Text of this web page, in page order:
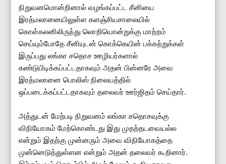
நிறுவனமொன்றினால் வழங்கப்பட்ட சீனியை
இரத்மலானையிலுள்ள களஞ்சியசாலையில்
கொள்கலனிலிருந்து லொறியொன்றுக்கு மாற்றம்
செய்யும்போதே சீனியுடன் கொக்கெயின் பக்கற்றுக்கள்
இருப்பது லங்கா சதொச ஊழியர்களால்
கண்டுபிடிக்கப்பட்டதாகவும் அதன் பின்னரே அவை
இரத்மலானை பொலிஸ் நிலையத்தில்
ஒப்படைக்கப்பட்டதாகவும் தலைவர் ஊர்ஜிதம் செய்தார்.
அத்துடன் மேற்படி நிறுவனம் லங்கா சதொசவுக்கு
விநியோகம் மேற்கொண்டது இது முதற்தடவையல்ல
என்றும் இதற்கு முன்னரும் அவை விநியோகத்தை
முன்னெடுத்துள்ளன என்றும் அதன் தலைவர் கூறினார்.